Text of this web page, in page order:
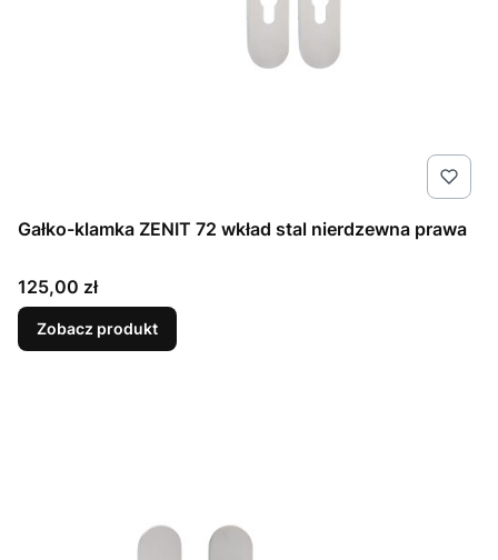
Gałko-klamka ZENIT 72 wkład stal nierdzewna prawa
Cena
125,00 zł
Zobacz produkt